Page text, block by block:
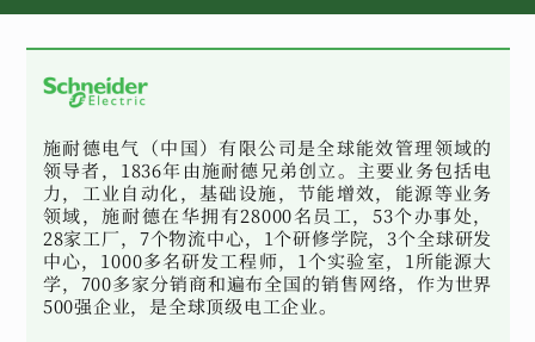
施耐德电气（中国）有限公司是全球能效管理领域的
领导者，1836年由施耐德兄弟创立。主要业务包括电
力，工业自动化，基础设施，节能增效，能源等业务
领域，施耐德在华拥有28000名员工，53个办事处，
28家工厂，7个物流中心，1个研修学院，3个全球研发
中心，1000多名研发工程师，1个实验室，1所能源大
学，700多家分销商和遍布全国的销售网络，作为世界
500强企业，是全球顶级电工企业。